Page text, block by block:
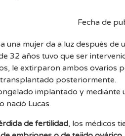
Fecha de
una mujer da a luz después de
32 años tuvo que ser
le extirparon ambos ovarios
posteriormente.
implantado y mediante
nació Lucas.
de fertilidad, los médicos